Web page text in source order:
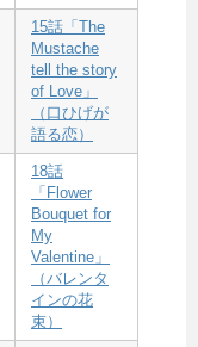
15話「The
Mustache
tell the story
of Love」
（口ひげが
語る恋）
18話
「Flower
Bouquet for
My
Valentine」
（バレンタ
インの花
束）